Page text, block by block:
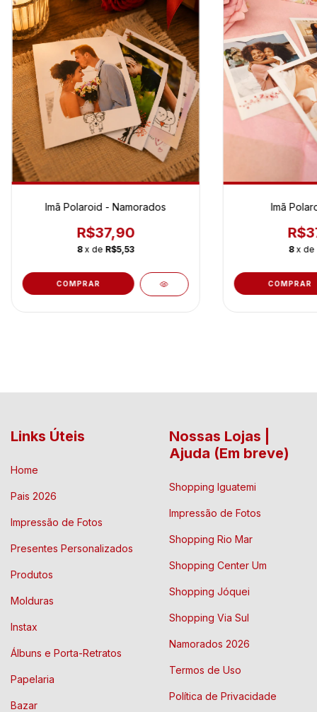
Imã Polaroid - Namorados
R$37,90
8 x de R$5,53
COMPRAR
Imã
8 x de
COMPRAR
Links Úteis
Home
Pais 2026
Impressão de Fotos
Presentes Personalizados
Produtos
Molduras
Instax
Álbuns e Porta-Retratos
Papelaria
Bazar
Nossas Lojas |
Ajuda (Em breve)
Shopping Iguatemi
Impressão de Fotos
Shopping Rio Mar
Shopping Center Um
Shopping Jóquei
Shopping Via Sul
Namorados 2026
Termos de Uso
Política de Privacidade